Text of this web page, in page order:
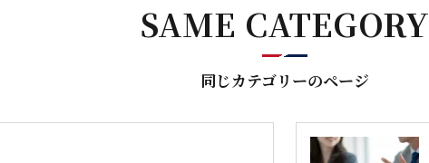
同じカテゴリーのページ
SAME CATEGORY